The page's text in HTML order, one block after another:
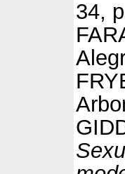
34,